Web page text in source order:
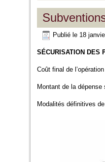
Publié le 18
SÉCURISATION DES
Coût final de
Montant de la
Modalités définitives